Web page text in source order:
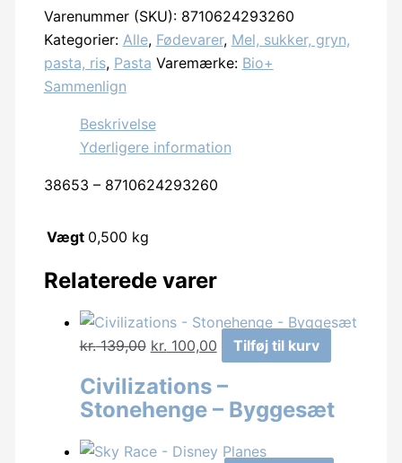
Varenummer (SKU): 8710624293260
Kategorier: Alle, Fødevarer, Mel, sukker, gryn,
pasta, ris, Pasta Varemærke: Bio+
Sammenlign
Beskrivelse
Yderligere information
38653 – 8710624293260
Vægt 0,500 kg
Relaterede varer
kr.139,00 Den
oprindelige
pris
var:
kr. 100,00Den
aktuelle
pris
er:
Tilføj til kurv
Civilizations –
Stonehenge – Byggesæt